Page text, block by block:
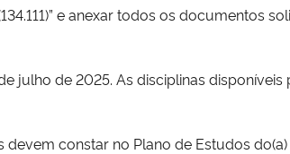
e anexar todos os documentos
julho de 2025. As disciplinas
constar no Plano de Estudos